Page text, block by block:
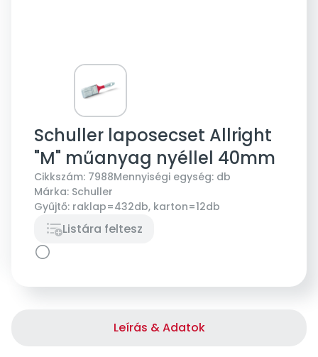
Schuller laposecset Allright
"M" műanyag nyéllel 40mm
Cikkszám: 7988Mennyiségi egység: db
Márka: Schuller
Gyűjtő: raklap=432db, karton=12db
Listára feltesz
Leírás & Adatok